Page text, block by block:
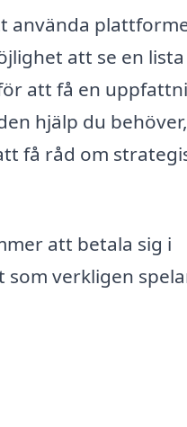
använda
att se en lista
att få en
hjälp du behöver,
få råd om
att betala sig i
som verkligen